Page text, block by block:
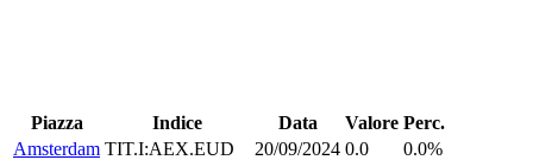
Piazza Indice Data Valore Perc.
Amsterdam TIT.I:AEX.EUD 20/09/2024 0.0
0.0%